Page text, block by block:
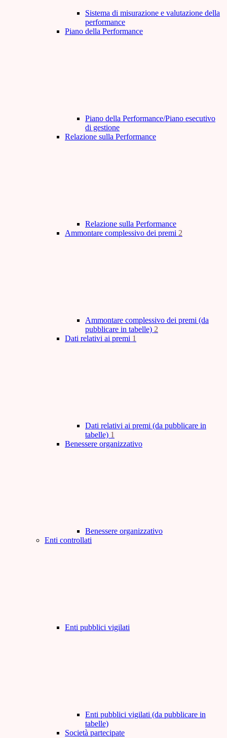
Sistema di misurazione e valutazione della
performance
Piano della Performance
Piano della Performance/Piano esecutivo
di gestione
Relazione sulla Performance
Relazione sulla Performance
Ammontare complessivo dei premi 2
Ammontare complessivo dei premi (da
pubblicare in tabelle) 2
Dati relativi ai premi 1
Dati relativi ai premi (da pubblicare in
tabelle) 1
Benessere organizzativo
Benessere organizzativo
Enti controllati
Enti pubblici vigilati
Enti pubblici vigilati (da pubblicare in
tabelle)
Società partecipate